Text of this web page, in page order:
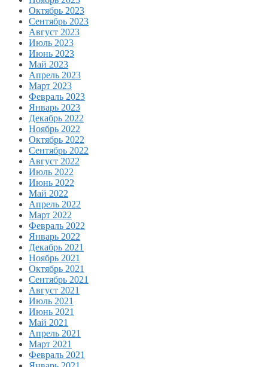
Октябрь 2023
Сентябрь 2023
Август 2023
Июль 2023
Июнь 2023
Май 2023
Апрель 2023
Март 2023
Февраль 2023
Январь 2023
Декабрь 2022
Ноябрь 2022
Октябрь 2022
Сентябрь 2022
Август 2022
Июль 2022
Июнь 2022
Май 2022
Апрель 2022
Март 2022
Февраль 2022
Январь 2022
Декабрь 2021
Ноябрь 2021
Октябрь 2021
Сентябрь 2021
Август 2021
Июль 2021
Июнь 2021
Май 2021
Апрель 2021
Март 2021
Февраль 2021